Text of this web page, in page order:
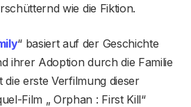
wie die Fiktion.
“ basiert auf der Geschichte
ihrer Adoption durch die Familie
erste Verfilmung dieser
Film „ Orphan : First Kill“